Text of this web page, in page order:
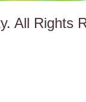
All Rights